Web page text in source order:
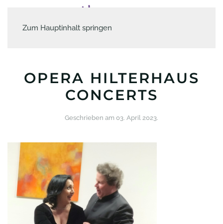
Zum Hauptinhalt springen
OPERA HILTERHAUS
CONCERTS
Geschrieben am 03. April 2023.